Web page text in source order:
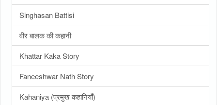
Singhasan Battisi
वीर बालक की कहानी
Khattar Kaka Story
Faneeshwar Nath Story
Kahaniya (प्रमुख कहानियाँ)